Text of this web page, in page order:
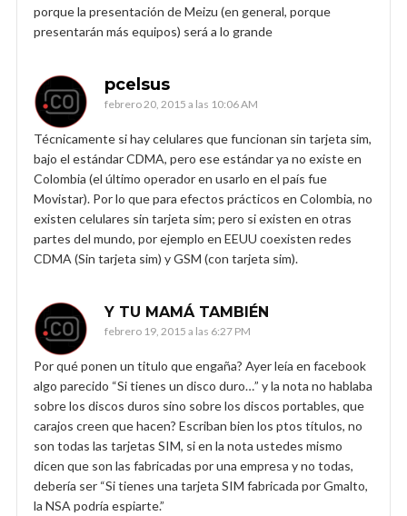
porque la presentación de Meizu (en general, porque
presentarán más equipos) será a lo grande
pcelsus
febrero 20, 2015 a las 10:06 AM
Técnicamente si hay celulares que funcionan sin tarjeta sim,
bajo el estándar CDMA, pero ese estándar ya no existe en
Colombia (el último operador en usarlo en el país fue
Movistar). Por lo que para efectos prácticos en Colombia, no
existen celulares sin tarjeta sim; pero si existen en otras
partes del mundo, por ejemplo en EEUU coexisten redes
CDMA (Sin tarjeta sim) y GSM (con tarjeta sim).
Y TU MAMÁ TAMBIÉN
febrero 19, 2015 a las 6:27 PM
Por qué ponen un titulo que engaña? Ayer leía en facebook
algo parecido “Si tienes un disco duro…” y la nota no hablaba
sobre los discos duros sino sobre los discos portables, que
carajos creen que hacen? Escriban bien los ptos títulos, no
son todas las tarjetas SIM, si en la nota ustedes mismo
dicen que son las fabricadas por una empresa y no todas,
debería ser “Si tienes una tarjeta SIM fabricada por Gmalto,
la NSA podría espiarte.”